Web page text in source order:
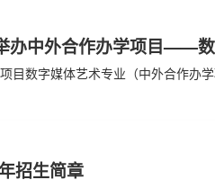
办中外合作办学项目——
招生简章